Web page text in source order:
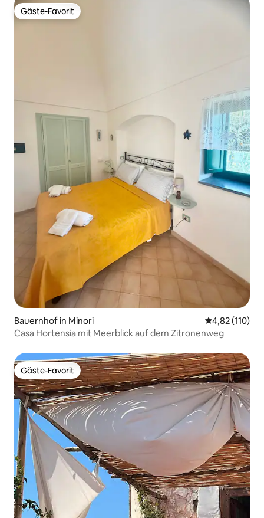
Gäste-Favorit
Gäste-Favorit
Bauernhof in Minori
4,82 (110)
Casa Hortensia mit Meerblick auf dem Zitronenweg
Gäste-Favorit
Gäste-Favorit